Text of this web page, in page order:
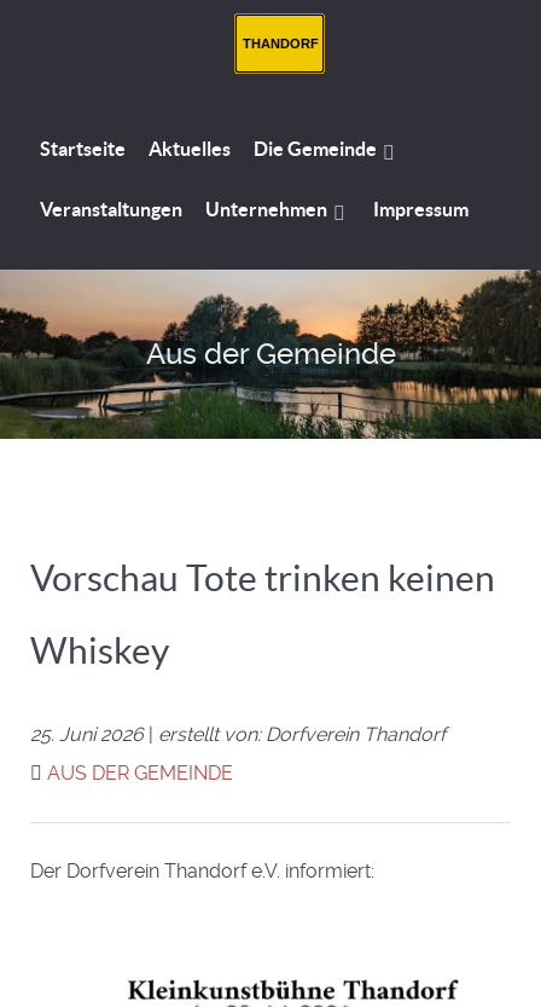
THANDORF
Startseite Aktuelles Die Gemeinde
Veranstaltungen Unternehmen Impressum
Aus der Gemeinde
Vorschau Tote trinken keinen
Whiskey
25. Juni 2026 | erstellt von: Dorfverein Thandorf
AUS DER GEMEINDE
Der Dorfverein Thandorf e.V. informiert: